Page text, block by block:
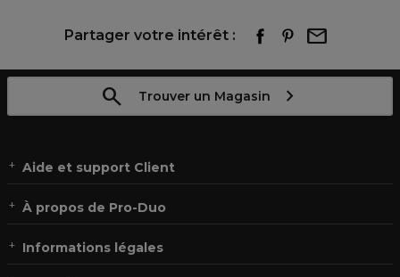
Partager votre intérêt :
Trouver un Magasin
Aide et support Client
À propos de Pro-Duo
Informations légales